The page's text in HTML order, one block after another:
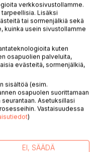
fly you to the
Images Colouring
drawings made by
book is a fascinating
View the pictures
to match the
images. The pictures
only.
verkkosivustollamme.
Lisäksi
tai sormenjälkiä sekä
kuinka usein sivustollamme
kuten
osapuolien palveluita,
evästeitä, sormenjälkiä,
sisältöä (esim.
osapuolen suorittamaan
Asetuksillasi
Vastaisuudessa
)
EI, SÄÄDÄ